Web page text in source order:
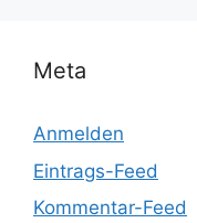
Meta
Anmelden
Eintrags-Feed
Kommentar-Feed